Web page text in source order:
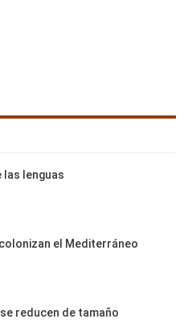
las lenguas
el Mediterráneo
reducen de tamaño